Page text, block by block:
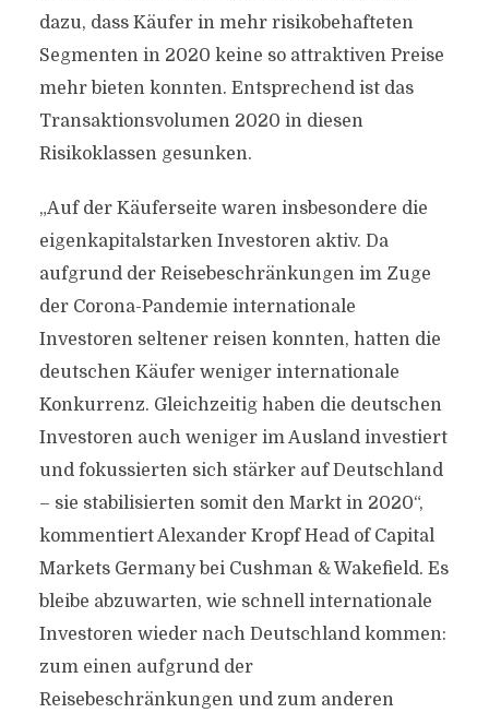
dazu, dass Käufer in mehr risikobehafteten
Segmenten in 2020 keine so attraktiven Preise
mehr bieten konnten. Entsprechend ist das
Transaktionsvolumen 2020 in diesen
Risikoklassen gesunken.
„Auf der Käuferseite waren insbesondere die
eigenkapitalstarken Investoren aktiv. Da
aufgrund der Reisebeschränkungen im Zuge
der Corona-Pandemie internationale
Investoren seltener reisen konnten, hatten die
deutschen Käufer weniger internationale
Konkurrenz. Gleichzeitig haben die deutschen
Investoren auch weniger im Ausland investiert
und fokussierten sich stärker auf Deutschland
– sie stabilisierten somit den Markt in 2020“,
kommentiert Alexander Kropf Head of Capital
Markets Germany bei Cushman & Wakefield. Es
bleibe abzuwarten, wie schnell internationale
Investoren wieder nach Deutschland kommen:
zum einen aufgrund der
Reisebeschränkungen und zum anderen